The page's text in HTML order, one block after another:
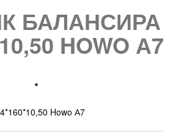
БАЛАНСИРА
HOWO А7
Howo А7